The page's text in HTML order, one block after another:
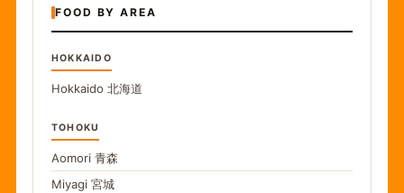
FOOD BY AREA
HOKKAIDO
Hokkaido 北海道
TOHOKU
Aomori 青森
Miyagi 宮城